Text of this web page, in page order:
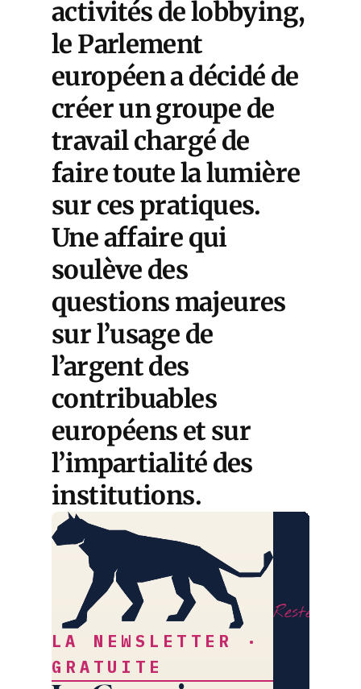
activités de lobbying,
le Parlement
européen a décidé de
créer un groupe de
travail chargé de
faire toute la lumière
sur ces pratiques.
Une affaire qui
soulève des
questions majeures
sur l’usage de
l’argent des
contribuables
européens et sur
l’impartialité des
institutions.
Restez
LA NEWSLETTER ·
GRATUITE